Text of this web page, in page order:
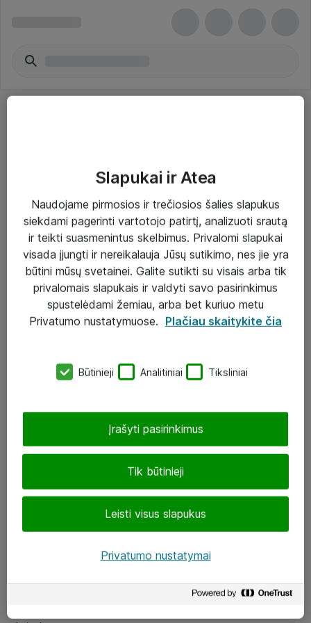
Paslaugos
Sprendimai
Įgyvendinti projektai
Atea ekspertų patarimai verslui
eShop@atea.lt
LinkedIn
Slapukai ir Atea
Naudojame pirmosios ir trečiosios šalies slapukus
siekdami pagerinti vartotojo patirtį, analizuoti srautą
ir teikti suasmenintus skelbimus. Privalomi slapukai
visada įjungti ir nereikalauja Jūsų sutikimo, nes jie yra
būtini mūsų svetainei. Galite sutikti su visais arba tik
privalomais slapukais ir valdyti savo pasirinkimus
spustelėdami žemiau, arba bet kuriuo metu
Privatumo nustatymuose. Plačiau skaitykite čia
Būtinieji Analitiniai Tiksliniai
Tik būtinieji
Leisti visus slapukus
Įrašyti pasirinkimus
Privatumo nustatymai